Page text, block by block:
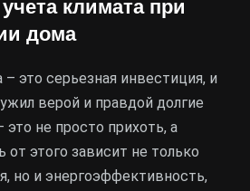
климата при
дома
это серьезная инвестиция, и
верой и правдой долгие
не просто прихоть, а
от этого зависит не только
но и энергоэффективность,